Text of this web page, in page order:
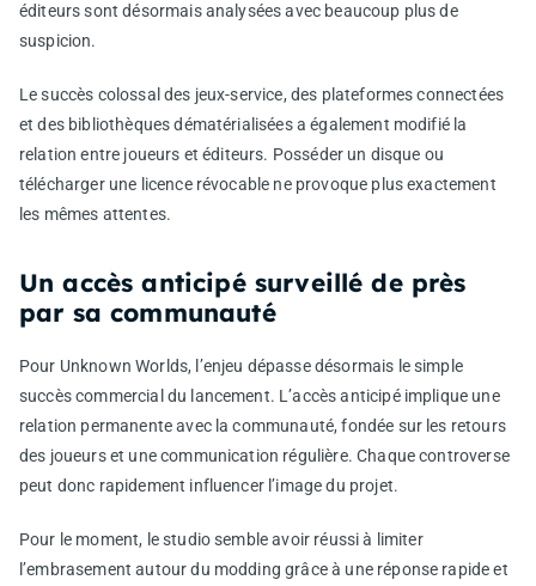
éditeurs sont désormais analysées avec beaucoup plus de
suspicion.
Le succès colossal des jeux-service, des plateformes connectées
et des bibliothèques dématérialisées a également modifié la
relation entre joueurs et éditeurs. Posséder un disque ou
télécharger une licence révocable ne provoque plus exactement
les mêmes attentes.
Un accès anticipé surveillé de près
par sa communauté
Pour Unknown Worlds, l’enjeu dépasse désormais le simple
succès commercial du lancement. L’accès anticipé implique une
relation permanente avec la communauté, fondée sur les retours
des joueurs et une communication régulière. Chaque controverse
peut donc rapidement influencer l’image du projet.
Pour le moment, le studio semble avoir réussi à limiter
l’embrasement autour du modding grâce à une réponse rapide et